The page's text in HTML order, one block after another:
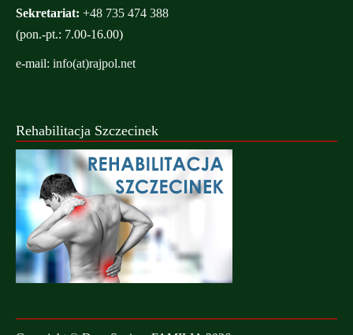
Sekretariat: +48 735 474 388
(pon.-pt.: 7.00-16.00)
e-mail: info(at)rajpol.net
Rehabilitacja Szczecinek